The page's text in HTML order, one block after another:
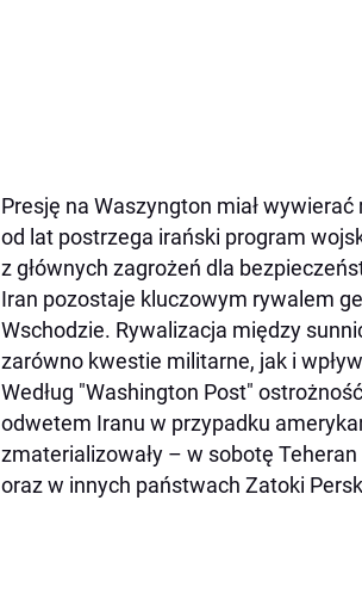
Presję na Waszyngton miał
od lat postrzega irański program
z głównych zagrożeń dla
Iran pozostaje kluczowym rywalem
Wschodzie. Rywalizacja między
zarówno kwestie militarne, jak i
Według "Washington Post"
odwetem Iranu w przypadku
zmaterializowały – w sobotę
oraz w innych państwach Zatoki